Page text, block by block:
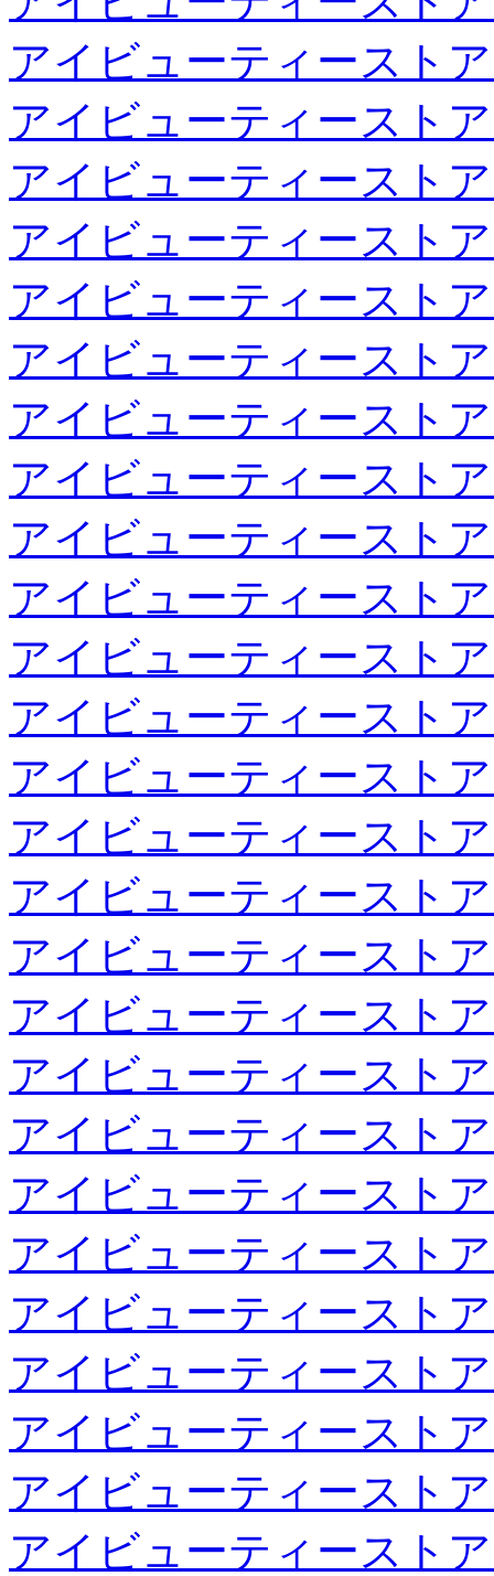
アイビューティースト
アイビューティースト
アイビューティースト
アイビューティースト
アイビューティースト
アイビューティースト
アイビューティースト
アイビューティースト
アイビューティースト
アイビューティースト
アイビューティースト
アイビューティースト
アイビューティースト
アイビューティースト
アイビューティースト
アイビューティースト
アイビューティースト
アイビューティースト
アイビューティースト
アイビューティースト
アイビューティースト
アイビューティースト
アイビューティースト
アイビューティースト
アイビューティースト
アイビューティースト